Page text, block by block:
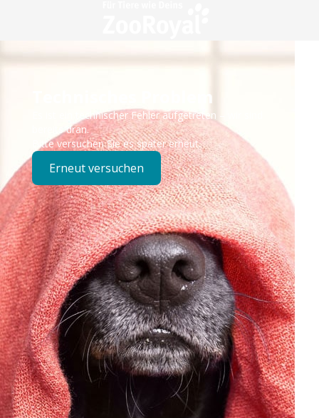
Technisches Problem
Es ist ein technischer Fehler aufgetreten – wir sind
bereits dran.
Bitte versuchen Sie es später erneut.
Erneut versuchen